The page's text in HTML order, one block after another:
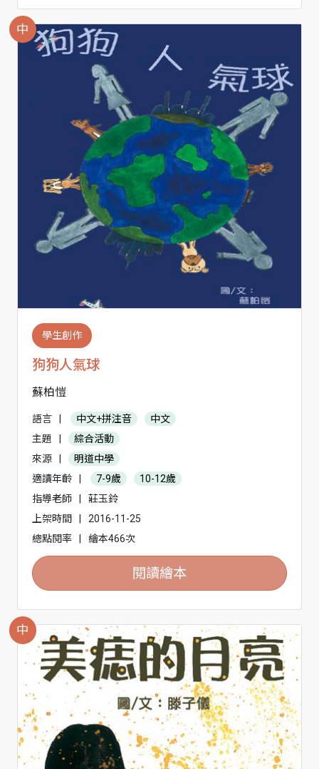
中
學生創作
狗狗人氣球
蘇柏愷
語言 中文+拼注音
中文
主題
綜合活動
來源
明道中學
適讀年齡
7-9歲
10-12歲
指導老師
莊玉鈴
上架時間
2016-11-25
總點閱率
繪本466次
閱讀繪本
中